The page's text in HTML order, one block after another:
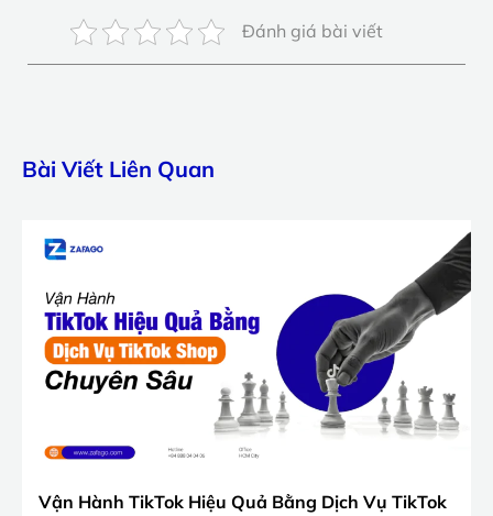
Đánh giá bài viết
Bài Viết Liên Quan
Vận Hành TikTok Hiệu Quả Bằng Dịch Vụ TikTok